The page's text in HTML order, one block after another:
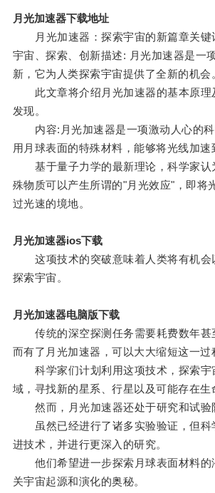
月光加速器下载地址
月光加速器：探索宇宙的新篇章关键
宇宙、探索、创新描述: 月光加速器是一
新，它为人类探索宇宙提供了全新的机会
此文章将介绍月光加速器的基本原理
发现。
内容:月光加速器是一项激动人心的科
用月球表面的特殊材料，能够将光线加速
基于量子力学的最新理论，科学家认
殊物质可以产生所谓的"月光效应"，即将
过光速的境地。
月光加速器ios下载
这项技术的突破意味着人类将有机会
探索宇宙。
月光加速器电脑版下载
传统的深空探测任务需要耗费数年甚
而有了月光加速器，可以大大缩短这一过
科学家们计划利用这项技术，探索宇
域，寻找新的星系、行星以及可能存在生
然而，月光加速器还处于研究和试验
虽然已经进行了诸多实验验证，但科
进技术，并进行更深入的研究。
他们希望进一步探索月球表面材料的
关宇宙起源和演化的奥秘。